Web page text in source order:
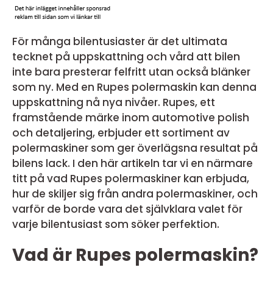
För många bilentusiaster är det ultimata
tecknet på uppskattning och vård att bilen
inte bara presterar felfritt utan också blänker
som ny. Med en Rupes polermaskin kan denna
uppskattning nå nya nivåer. Rupes, ett
framstående märke inom automotive polish
och detaljering, erbjuder ett sortiment av
polermaskiner som ger överlägsna resultat på
bilens lack. I den här artikeln tar vi en närmare
titt på vad Rupes polermaskiner kan erbjuda,
hur de skiljer sig från andra polermaskiner, och
varför de borde vara det självklara valet för
varje bilentusiast som söker perfektion.
Vad är Rupes polermaskin?